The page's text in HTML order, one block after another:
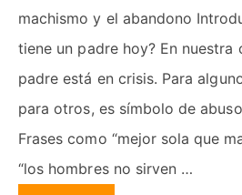
machismo y el abandono
tiene un padre hoy? En nuestra
padre está en crisis. Para
para otros, es símbolo de
Frases como “mejor sola que
“los hombres no sirven …